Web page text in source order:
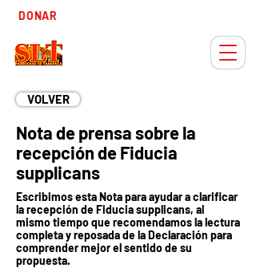
DONAR
VOLVER
Nota de prensa sobre la
recepción de Fiducia
supplicans
Escribimos esta Nota para ayudar a clarificar
la recepción de Fiducia supplicans, al
mismo tiempo que recomendamos la lectura
completa y reposada de la Declaración para
comprender mejor el sentido de su
propuesta.